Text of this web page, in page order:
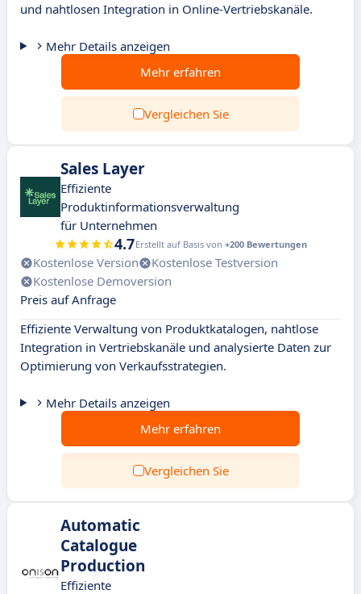
und nahtlosen Integration in Online-Vertriebskanäle.
Mehr Details anzeigen
Mehr erfahren
Vergleichen Sie
Sales Layer
Effiziente
Produktinformationsverwaltung
für Unternehmen
4.7Erstellt auf Basis von +200 Bewertungen
Kostenlose Version
Kostenlose Testversion
Kostenlose Demoversion
Preis auf Anfrage
Effiziente Verwaltung von Produktkatalogen, nahtlose
Integration in Vertriebskanäle und analysierte Daten zur
Optimierung von Verkaufsstrategien.
Mehr Details anzeigen
Mehr erfahren
Vergleichen Sie
Automatic
Catalogue
Production
Effiziente